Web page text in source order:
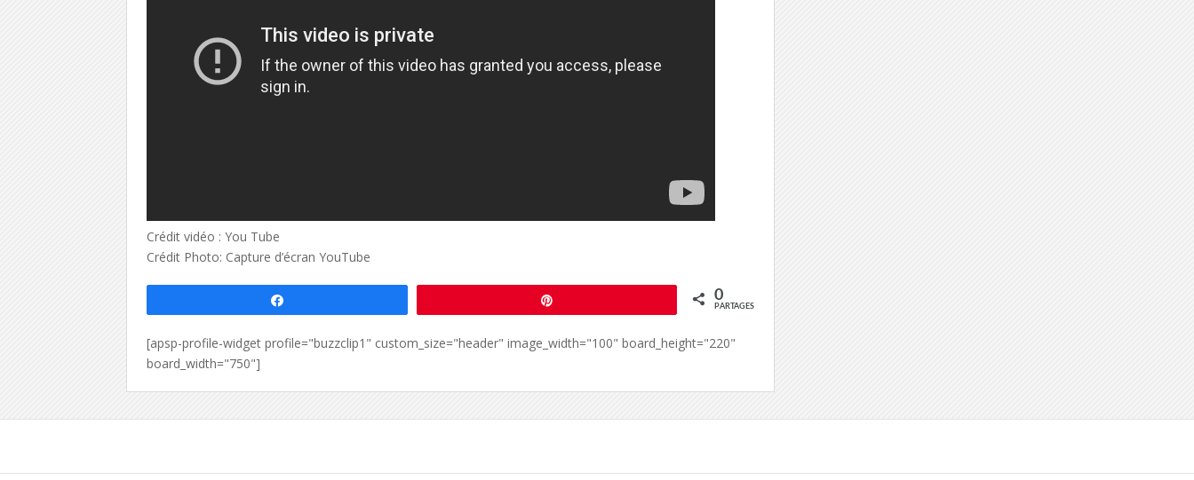
Crédit vidéo : You Tube
Crédit Photo: Capture d’écran YouTube
0
PARTAGES
[apsp-profile-widget profile="buzzclip1" custom_size="header" image_width="100" board_height="220"
board_width="750"]